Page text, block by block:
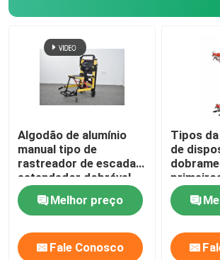
Algodão de alumínio
manual tipo de
rastreador de escada
estendedor dobrável
leve para transferência
de pacientes
hospitalares
Melhor preço
Fale Conosco
Tipos
de
maca
da